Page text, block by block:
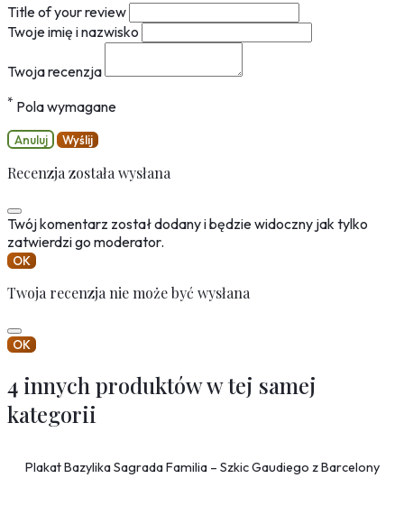
Title of your review
Twoje imię i nazwisko
Twoja recenzja
* Pola wymagane
Anuluj Wyślij
Recenzja została wysłana
Twój komentarz został dodany i będzie widoczny jak tylko
zatwierdzi go moderator.
OK
Twoja recenzja nie może być wysłana
OK
4 innych produktów w tej samej
kategorii
Plakat Bazylika Sagrada Familia – Szkic Gaudiego z Barcelony